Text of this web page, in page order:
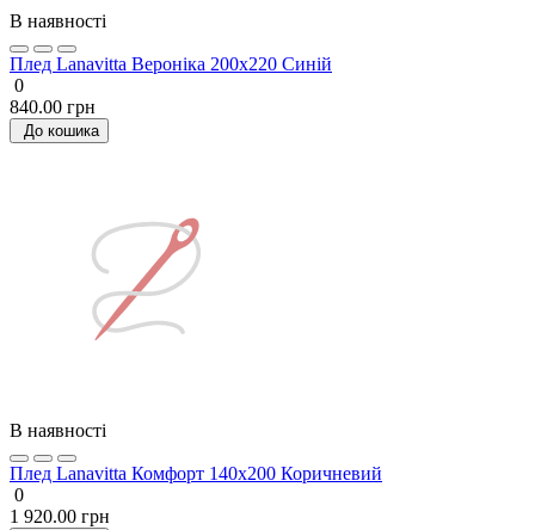
В наявності
Плед Lanavitta Вероніка 200х220 Синій
0
840.00 грн
До кошика
В наявності
Плед Lanavitta Комфорт 140х200 Коричневий
0
1 920.00 грн